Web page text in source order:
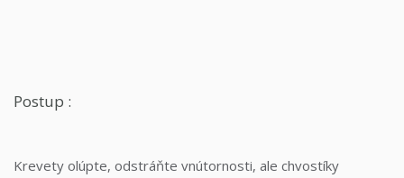
Postup :
Krevety olúpte, odstráňte vnútornosti, ale chvostíky